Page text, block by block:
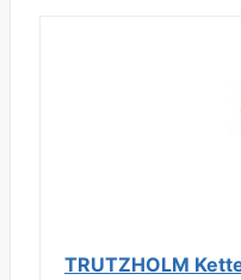
TRUTZHOLM